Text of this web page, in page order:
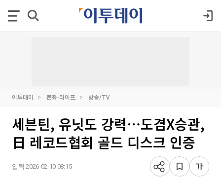
이투데이 문화·라이프 방송/TV
세븐틴, 유닛도 강력⋯도겸X승관,
日 레코드협회 골드 디스크 인증
입력 2026-02-10 08:15